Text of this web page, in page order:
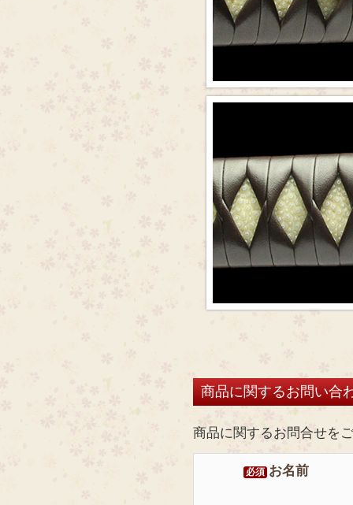
商品に関するお問い合
商品に関するお問合せを
必須 お名前